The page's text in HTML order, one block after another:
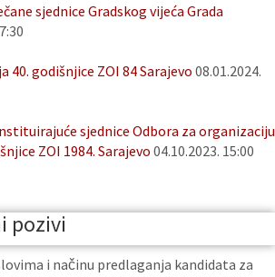
sjednice Gradskog vijeća Grada
40. godišnjice ZOI 84 Sarajevo 08.01.2024.
sjednice Odbora za organizaciju
ZOI 1984. Sarajevo 04.10.2023. 15:00
pozivi
i načinu predlaganja kandidata za